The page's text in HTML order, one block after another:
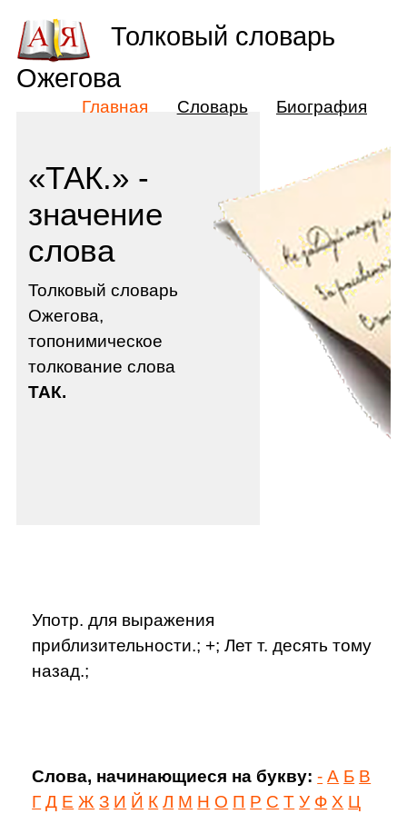
«ТАК.» -
значение
слова
Толковый словарь
Ожегова,
топонимическое
толкование слова
ТАК.
Употр. для выражения
приблизительности.; +; Лет т. десять тому
назад.;
Слова, начинающиеся на букву: - А Б В
Г Д Е Ж З И Й К Л М Н О П Р С Т У Ф Х Ц
Толковый словарь
Ожегова
Главная Словарь Биография